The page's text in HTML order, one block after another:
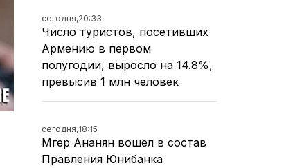
сегодня,20:33
Число туристов, посетивших
Армению в первом
полугодии, выросло на 14.8%,
превысив 1 млн человек
сегодня,18:15
Мгер Ананян вошел в состав
Правления Юнибанка